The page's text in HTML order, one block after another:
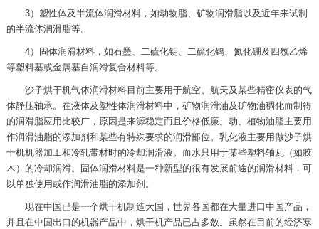
3）塑性体及半流体润滑材料，如动物脂、矿物润滑脂以及近年来试制
的半流体润滑脂等。
4）固体润滑材料，如石墨、二硫化钥、二硫化钨、氮化硼及四氛乙烯
等塑料基或金属基自润滑复合材料等。
沙子烘干机气体润滑材料目前主要用于航空、航天及某些精密仪表的气
体静压轴承。在液体及塑性体润滑材料中，矿物润滑油及矿物油稠化而制得
的润滑脂应用比较广，原因是来源稳定而且价格低廉。动、植物油脂主要用
作润滑油脂的添加剂和某些有特殊要求的润滑部位。乳化液主要用做沙子烘
干机机器加工和冷轧带材时的冷却润滑液。而水只用于某些塑料轴瓦（如胶
木）的冷却润滑。固体润滑材料是一种新型的很有发展前途的润滑材料，可
以单独使用或作润滑油脂的添加剂。
现在中国已是一个烘干机制造大国，世界各国都在大量进口中国产品，
并且在中国出口的机器产品中，烘干机产品已占多数。虽然在目前的经济寒